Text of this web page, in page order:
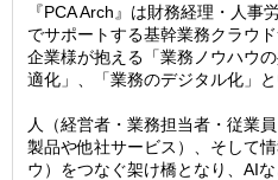
『PCA Arch』は財務経理・人
でサポートする基幹業務クラウド
企業様が抱える「業務ノウハウ
適化」、「業務のデジタル化」
人（経営者・業務担当者・従業
製品や他社サービス）、そして
ウ）をつなぐ架け橋となり、AI